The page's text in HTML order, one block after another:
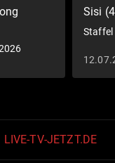
Sisi
Staffel
LIVE-TV-JETZT.DE